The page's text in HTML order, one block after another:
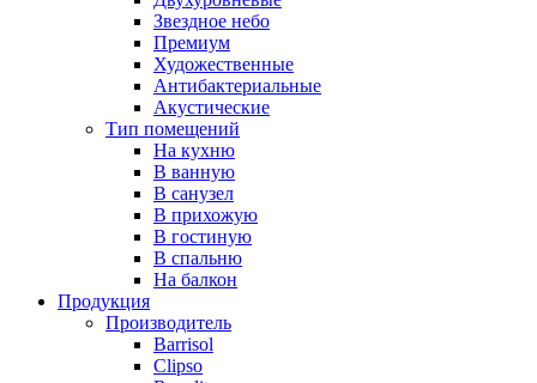
Звездное небо
Премиум
Художественные
Антибактериальные
Акустические
Тип помещений
На кухню
В ванную
В санузел
В прихожую
В гостиную
В спальню
На балкон
Продукция
Производитель
Barrisol
Clipso